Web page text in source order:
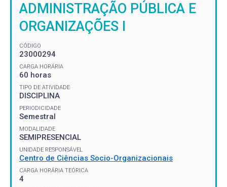
ADMINISTRAÇÃO PÚBLICA E
ORGANIZAÇÕES I
CÓDIGO
23000294
CARGA HORÁRIA
60 horas
TIPO DE ATIVIDADE
DISCIPLINA
PERIODICIDADE
Semestral
MODALIDADE
SEMIPRESENCIAL
UNIDADE RESPONSÁVEL
Centro de Ciências Socio-Organizacionais
CARGA HORÁRIA TEÓRICA
4